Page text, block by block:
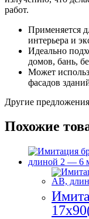
работ.
Применяется
интерьера и
Идеально
домов, бань,
Может
фасадов
Другие
Похожие